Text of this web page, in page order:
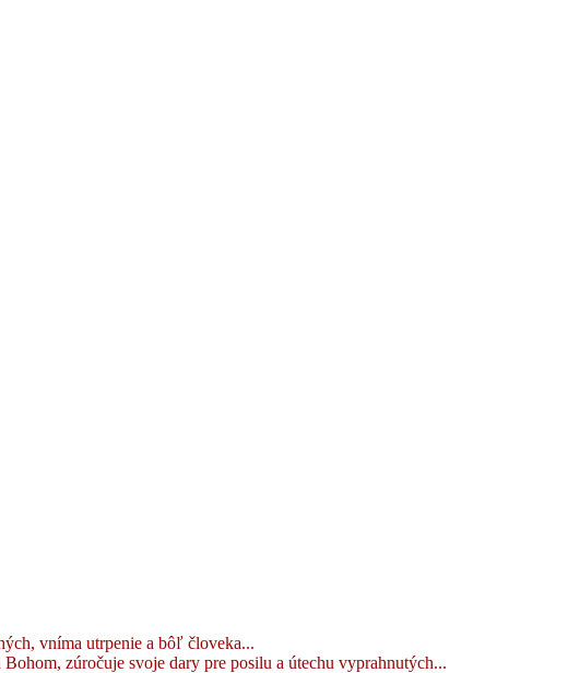
vníma utrpenie a bôľ človeka...
zúročuje svoje dary pre posilu a útechu vyprahnutých...